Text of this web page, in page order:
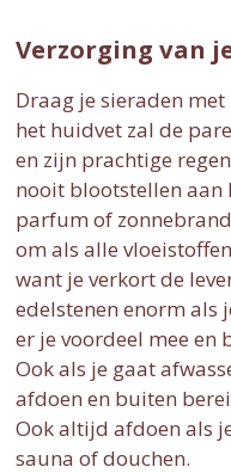
Verzorging van
Draag je sieraden
het huidvet zal de
en zijn prachtige
nooit blootstellen aan
parfum of
om als alle
want je verkort de
edelstenen enorm als
er je voordeel mee en
Ook als je gaat
afdoen en buiten
Ook altijd afdoen als
sauna of douchen.